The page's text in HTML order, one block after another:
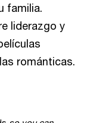
familia.
liderazgo y
románticas.